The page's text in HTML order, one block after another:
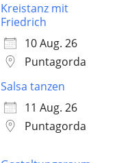
Kreistanz mit
Friedrich
10 Aug. 26
Puntagorda
Salsa tanzen
11 Aug. 26
Puntagorda